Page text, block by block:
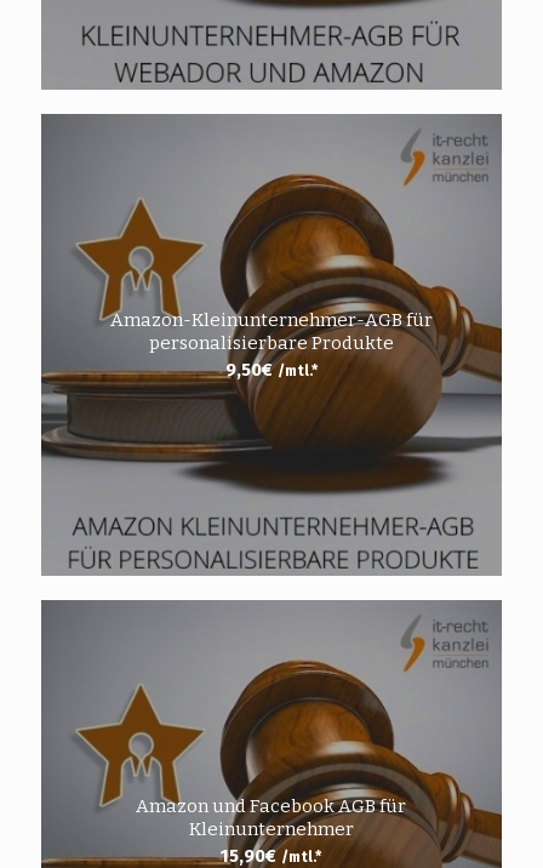
Amazon-Kleinunternehmer-AGB für
personalisierbare Produkte
9,50€ /mtl.*
Amazon und Facebook AGB für
Kleinunternehmer
15,90€ /mtl.*